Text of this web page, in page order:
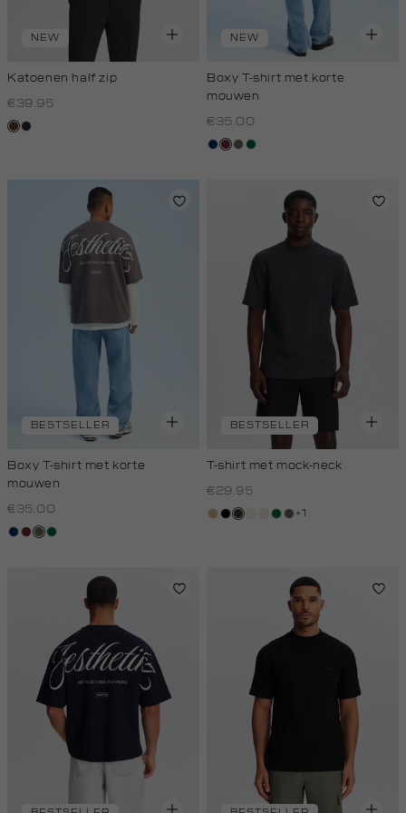
NEW
Katoenen half zip
€39.95
donkerbruin
blauw,
NEW
Boxy T-shirt met korte
mouwen
€35.00
donkerblauw
bordeaux
lichtbruin
donkergroen
BESTSELLER
Boxy T-shirt met korte
mouwen
€35.00
donkerblauw
bordeaux
lichtbruin
donkergroen
BESTSELLER
T-shirt met mock-neck
€29.95
tanzwart
grijs,
kit,donkergroen
lichtbruin
+1